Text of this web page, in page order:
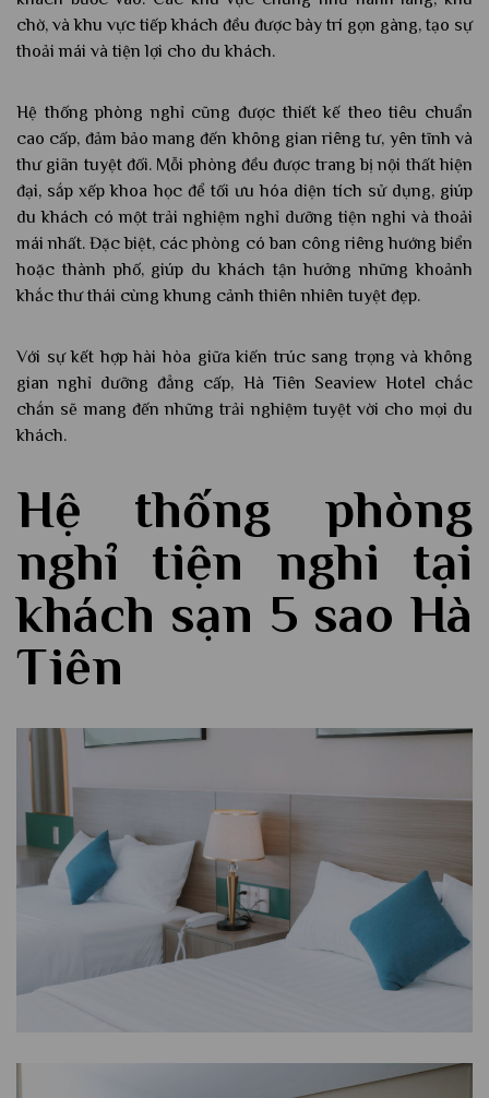
chờ, và khu vực tiếp khách đều được bày trí gọn gàng, tạo sự
thoải mái và tiện lợi cho du khách.
Hệ thống phòng nghỉ cũng được thiết kế theo tiêu chuẩn
cao cấp, đảm bảo mang đến không gian riêng tư, yên tĩnh và
thư giãn tuyệt đối. Mỗi phòng đều được trang bị nội thất hiện
đại, sắp xếp khoa học để tối ưu hóa diện tích sử dụng, giúp
du khách có một trải nghiệm nghỉ dưỡng tiện nghi và thoải
mái nhất. Đặc biệt, các phòng có ban công riêng hướng biển
hoặc thành phố, giúp du khách tận hưởng những khoảnh
khắc thư thái cùng khung cảnh thiên nhiên tuyệt đẹp.
Với sự kết hợp hài hòa giữa kiến trúc sang trọng và không
gian nghỉ dưỡng đẳng cấp, Hà Tiên Seaview Hotel chắc
chắn sẽ mang đến những trải nghiệm tuyệt vời cho mọi du
khách.
Hệ thống phòng
nghỉ tiện nghi tại
khách sạn 5 sao Hà
Tiên